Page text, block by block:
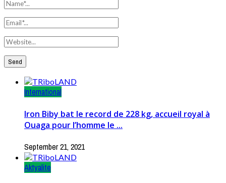
International
Iron Biby bat le record de 228 kg, accueil royal à
Ouaga pour l’homme le ...
September 21, 2021
Aktyalite